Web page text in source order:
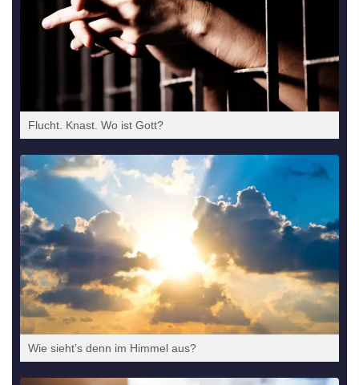
Flucht. Knast. Wo ist Gott?
Wie sieht’s denn im Him­mel aus?